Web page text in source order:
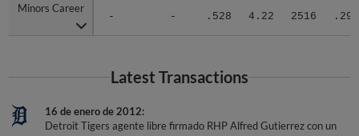
Minors Career
- - .528 4.22 2516 .298
Minors Career
Latest Transactions
16 de enero de 2012
Detroit Tigers agente libre firmado RHP Alfred Gutierrez con un